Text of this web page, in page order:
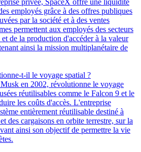
employés grâce à des offres publiques
par la société et à des ventes
permettent aux employés des secteurs
de la production d'accéder à la valeur
ainsi la mission multiplanétaire de
t-il le voyage spatial ?
en 2002, révolutionne le voyage
réutilisables comme le Falcon 9 et le
les coûts d'accès. L'entreprise
entièrement réutilisable destiné à
des cargaisons en orbite terrestre, sur la
ainsi son objectif de permettre la vie